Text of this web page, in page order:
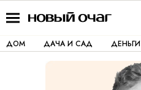
ДОМ ДАЧА И САД ДЕНЬГИ